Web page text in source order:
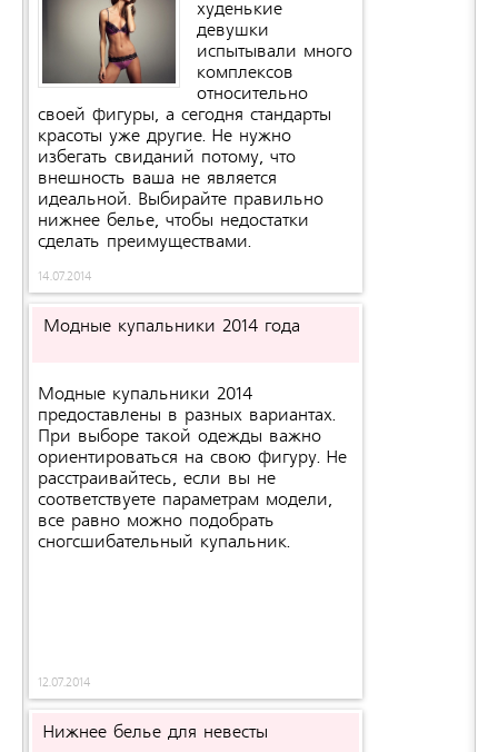
худенькие
девушки
испытывали много
комплексов
относительно
своей фигуры, а сегодня стандарты
красоты уже другие. Не нужно
избегать свиданий потому, что
внешность ваша не является
идеальной. Выбирайте правильно
нижнее белье, чтобы недостатки
сделать преимуществами.
14.07.2014
Модные купальники 2014 года
Модные купальники 2014
предоставлены в разных вариантах.
При выборе такой одежды важно
ориентироваться на свою фигуру. Не
расстраивайтесь, если вы не
соответствуете параметрам модели,
все равно можно подобрать
сногсшибательный купальник.
12.07.2014
Нижнее белье для невесты